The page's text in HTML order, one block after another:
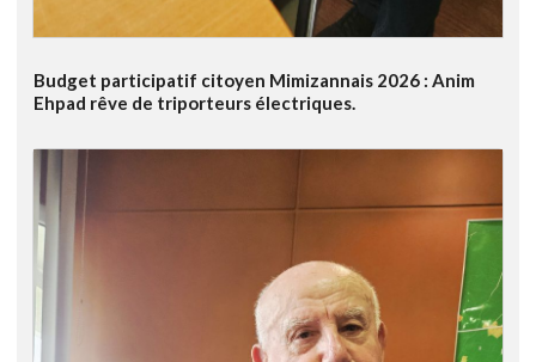
Budget participatif citoyen Mimizannais 2026 : Anim
Ehpad rêve de triporteurs électriques.